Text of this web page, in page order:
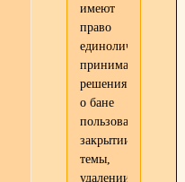
имеют
право
единолично
принимать
решения
о бане
пользователя,
закрытии
темы,
удалении